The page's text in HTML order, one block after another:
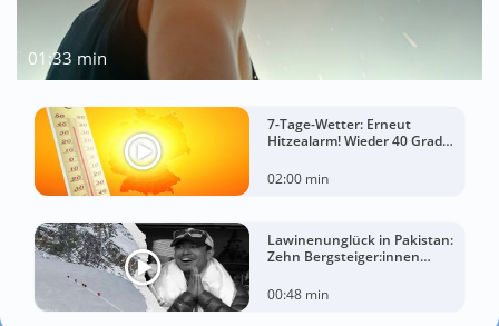
01:33 min
7-Tage-Wetter: Erneut
Hitzealarm! Wieder 40 Grad
02:00 min
Lawinenunglück in Pakistan:
Zehn Bergsteiger:innen
00:48 min